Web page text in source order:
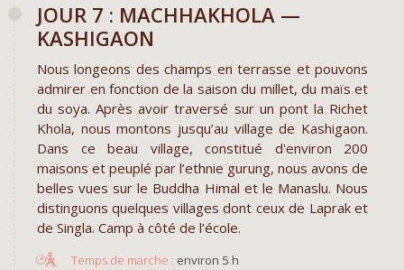
JOUR 7 : MACHHAKHOLA —
KASHIGAON
Nous longeons des champs en terrasse et pouvons
admirer en fonction de la saison du millet, du maïs et
du soya. Après avoir traversé sur un pont la Richet
Khola, nous montons jusqu’au village de Kashigaon.
Dans ce beau village, constitué d'environ 200
maisons et peuplé par l’ethnie gurung, nous avons de
belles vues sur le Buddha Himal et le Manaslu. Nous
distinguons quelques villages dont ceux de Laprak et
de Singla. Camp à côté de l’école.
environ 5 h